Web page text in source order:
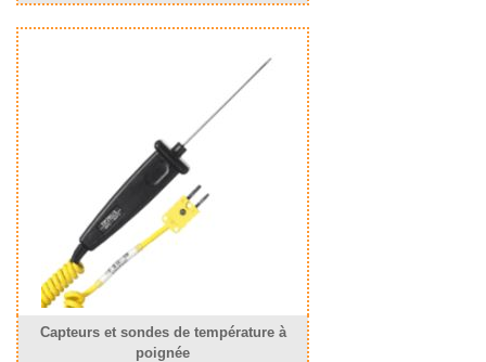
Capteurs et sondes de température à
poignée